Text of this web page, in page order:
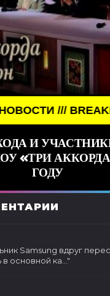
И
«ТРИ
ГОДУ
Samsung вдруг
основной ка..."